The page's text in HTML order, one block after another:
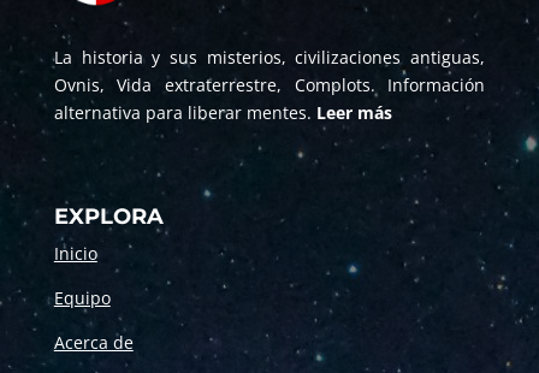
La historia y sus misterios, civilizaciones antiguas,
Ovnis, Vida extraterrestre, Complots. Información
alternativa para liberar mentes. Leer más
EXPLORA
Inicio
Equipo
Acerca de